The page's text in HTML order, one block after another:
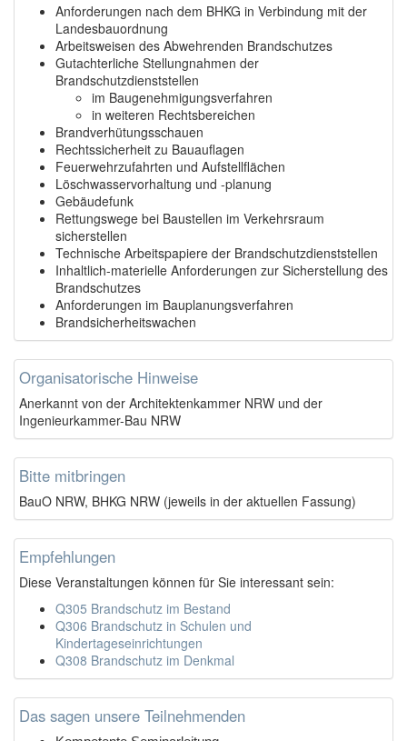
Anforderungen nach dem BHKG in Verbindung mit der
Landesbauordnung
Arbeitsweisen des Abwehrenden Brandschutzes
Gutachterliche Stellungnahmen der
Brandschutzdienststellen
im Baugenehmigungsverfahren
in weiteren Rechtsbereichen
Brandverhütungsschauen
Rechtssicherheit zu Bauauflagen
Feuerwehrzufahrten und Aufstellflächen
Löschwasservorhaltung und -planung
Gebäudefunk
Rettungswege bei Baustellen im Verkehrsraum
sicherstellen
Technische Arbeitspapiere der Brandschutzdienststellen
Inhaltlich-materielle Anforderungen zur Sicherstellung des
Brandschutzes
Anforderungen im Bauplanungsverfahren
Brandsicherheitswachen
Organisatorische Hinweise
Anerkannt von der Architektenkammer NRW und der
Ingenieurkammer-Bau NRW
Bitte mitbringen
BauO NRW, BHKG NRW (jeweils in der aktuellen Fassung)
Empfehlungen
Diese Veranstaltungen können für Sie interessant sein:
Q305 Brandschutz im Bestand
Q306 Brandschutz in Schulen und
Kindertageseinrichtungen
Q308 Brandschutz im Denkmal
Das sagen unsere Teilnehmenden